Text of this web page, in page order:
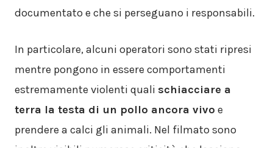
documentato e che si perseguano i responsabili.
In particolare, alcuni operatori sono stati ripresi
mentre pongono in essere comportamenti
estremamente violenti quali schiacciare a
terra la testa di un pollo ancora vivo e
prendere a calci gli animali. Nel filmato sono